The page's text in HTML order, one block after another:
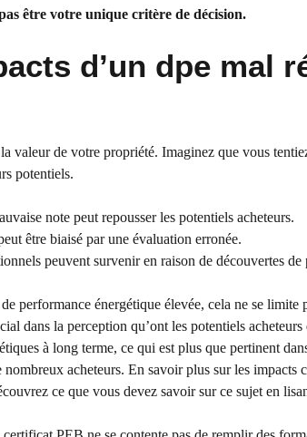
être votre unique critère de décision.
d’un dpe mal
valeur de votre propriété. Imaginez que vous
potentiels.
note peut repousser les potentiels acheteurs.
être biaisé par une évaluation erronée.
peuvent survenir en raison de découvertes
performance énergétique élevée, cela ne se
dans la perception qu’ont les potentiels
à long terme, ce qui est plus que pertinent
acheteurs. En savoir plus sur les impacts
ce que vous devez savoir sur ce sujet en